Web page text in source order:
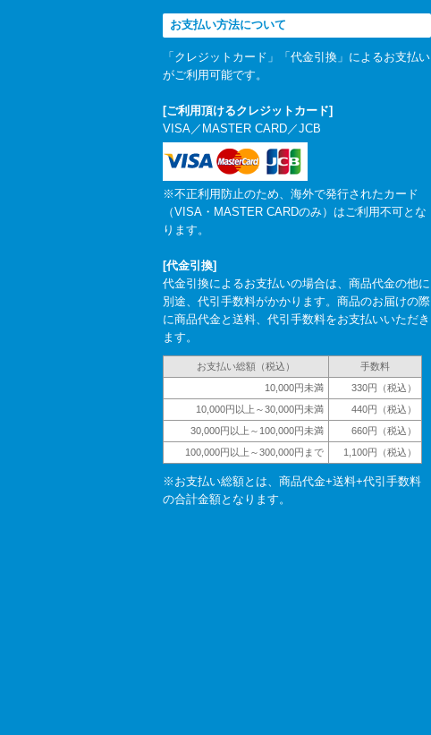
お支払い方法について
「クレジットカード」「代金引換」によるお支払い
がご利用可能です。
[ご利用頂けるクレジットカード]
VISA／MASTER CARD／JCB
※不正利用防止のため、海外で発行されたカード
（VISA・MASTER CARDのみ）はご利用不可とな
ります。
[代金引換]
代金引換によるお支払いの場合は、商品代金の他に
別途、代引手数料がかかります。商品のお届けの際
に商品代金と送料、代引手数料をお支払いいただき
ます。
お支払い総額（税込）
手数料
10,000円未満
330円（税込）
10,000円以上～30,000円未満
440円（税込）
30,000円以上～100,000円未満
660円（税込）
100,000円以上～300,000円まで
1,100円（税込）
※お支払い総額とは、商品代金+送料+代引手数料
の合計金額となります。